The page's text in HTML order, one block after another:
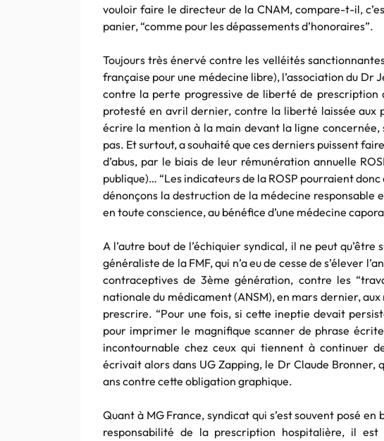
vouloir faire le directeur de la CNAM, compare-t-il,
panier, “comme pour les dépassements d’honoraires”.
Toujours très énervé contre les velléités
française pour une médecine libre), l’association du Dr
contre la perte progressive de liberté de prescription
protesté en avril dernier, contre la liberté laissée aux
écrire la mention à la main devant la ligne concernée,
pas. Et surtout, a souhaité que ces derniers puissent
d’abus, par le biais de leur rémunération annuelle
publique)… “Les indicateurs de la ROSP pourraient
dénonçons la destruction de la médecine responsable
en toute conscience, au bénéfice d’une médecine
A l’autre bout de l’échiquier syndical, il ne peut
généraliste de la FMF, qui n’a eu de cesse de s’élever
contraceptives de 3ème génération, contre les
nationale du médicament (ANSM), en mars dernier,
prescrire. “Pour une fois, si cette ineptie devait
pour imprimer le magnifique scanner de phrase
incontournable chez ceux qui tiennent à continuer
écrivait alors dans UG Zapping, le Dr Claude Bronner,
ans contre cette obligation graphique.
Quant à MG France, syndicat qui s’est souvent posé
responsabilité de la prescription hospitalière, il